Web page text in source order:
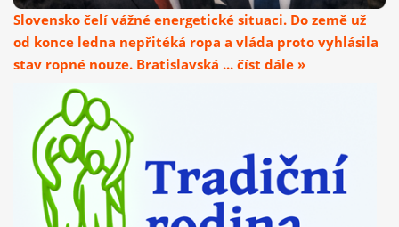
Slovensko čelí vážné energetické situaci. Do země už
od konce ledna nepřitéká ropa a vláda proto vyhlásila
stav ropné nouze. Bratislavská ... číst dále »